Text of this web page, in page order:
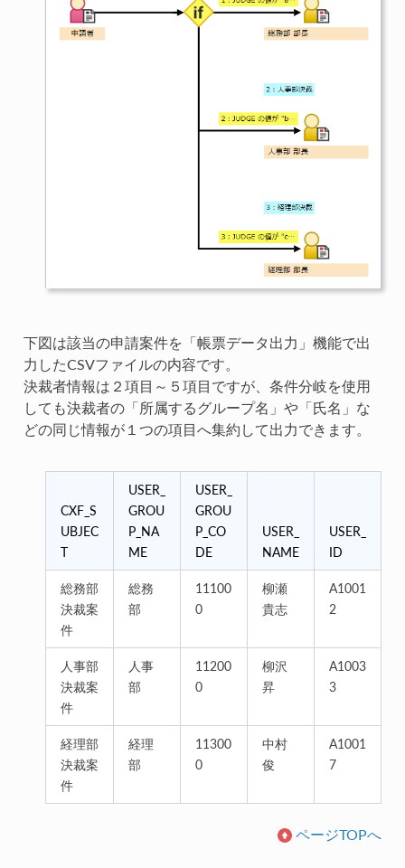
下図は該当の申請案件を「帳票データ出力」機能で出
力したCSVファイルの内容です。
決裁者情報は２項目～５項目ですが、条件分岐を使用
しても決裁者の「所属するグループ名」や「氏名」な
どの同じ情報が１つの項目へ集約して出力できます。
CXF_S
UBJEC
T
USER_
GROU
P_NA
ME
USER_
GROU
P_CO
DE
USER_
NAME
USER_
ID
総務部
決裁案
件
総務
部
11100
0
柳瀬
貴志
A1001
2
人事部
決裁案
件
人事
部
11200
0
柳沢
昇
A1003
3
経理部
決裁案
件
経理
部
11300
0
中村
俊
A1001
7
ページTOPへ